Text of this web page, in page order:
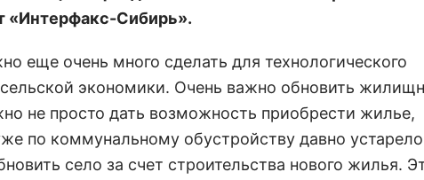
«Интерфакс-Сибирь».
еще очень много сделать для технологического
сельской экономики. Очень важно обновить
не просто дать возможность приобрести жилье,
по коммунальному обустройству давно
село за счет строительства нового жилья.